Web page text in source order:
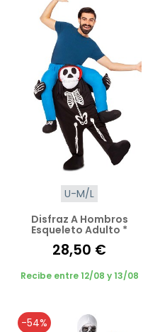
U-M/L
Disfraz A Hombros
Esqueleto Adulto *
28,50 €
Recibe entre 12/08 y 13/08
-54%